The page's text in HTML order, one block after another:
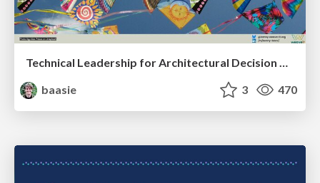
Technical Leadership for Architectural Decision Making
baasie
3 470